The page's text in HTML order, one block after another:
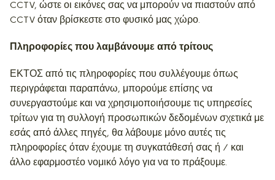
CCTV, ώστε οι εικόνες σας να μπορούν να πιαστούν από
CCTV όταν βρίσκεστε στο φυσικό μας χώρο.
Πληροφορίες που λαμβάνουμε από τρίτους
ΕΚΤΟΣ από τις πληροφορίες που συλλέγουμε όπως
περιγράφεται παραπάνω, μπορούμε επίσης να
συνεργαστούμε και να χρησιμοποιήσουμε τις υπηρεσίες
τρίτων για τη συλλογή προσωπικών δεδομένων σχετικά με
εσάς από άλλες πηγές, θα λάβουμε μόνο αυτές τις
πληροφορίες όταν έχουμε τη συγκατάθεσή σας ή / και
άλλο εφαρμοστέο νομικό λόγο για να το πράξουμε.